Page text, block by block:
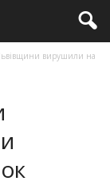
Львівщини вирушили на